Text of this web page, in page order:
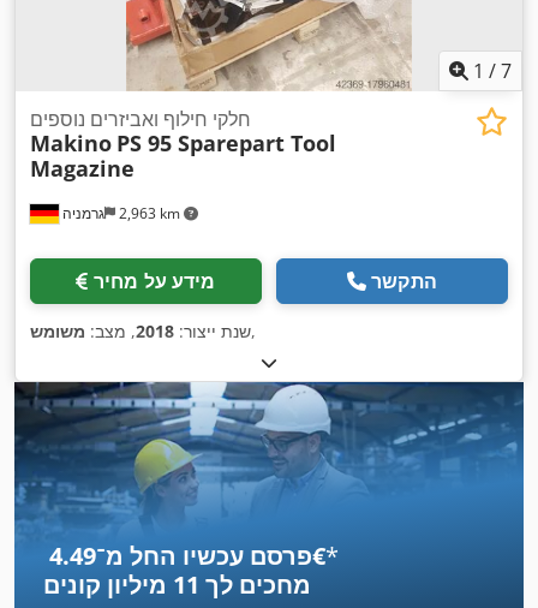
1 /7
גרמניה 2,963 km
חלקי חילוף ואביזרים נוספים
Makino PS 95 Sparepart Tool
Magazine
מידע על מחיר התקשר
שנת ייצור: 2018, מצב: משומש ,
פרסם עכשיו החל מ־‏4.49 ‏€*
מחכים לך 11 מיליון קונים